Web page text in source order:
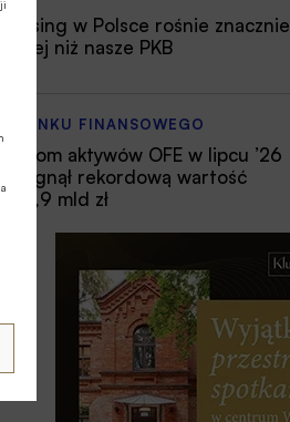
Leasing w Polsce rośnie znacznie
silniej niż nasze PKB
Z RYNKU FINANSOWEGO
Poziom aktywów OFE w lipcu ’26
osiągnął rekordową wartość
354,9 mld zł